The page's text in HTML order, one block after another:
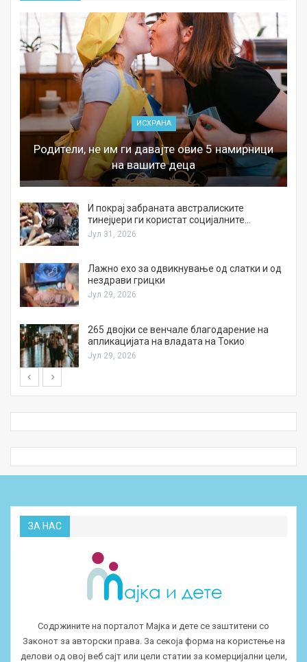
ИСХРАНА
Родители, не им ги давајте овие 5 намирници
на вашите деца
И покрај забраната австралиските
тинејџери ги користат социјалните…
Јул 31, 2026
Лажно ехо за одвикнување од слатки и од
нездрави грицки
Јул 29, 2026
265 двојки се венчале благодарение на
апликацијата на владата на Токио
Јул 29, 2026
ЗА НАС
Содржините на порталот Мајка и дете се заштитени со
Законот за авторски права. За секоја форма на користење на
делови од овој веб сајт или цели статии за комерцијални цели,